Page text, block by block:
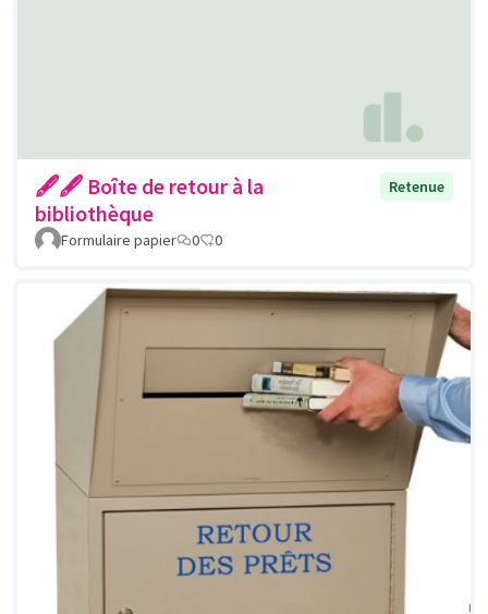
🖋🖋 Boîte de retour à la
bibliothèque
Retenue
Formulaire papier 0 0